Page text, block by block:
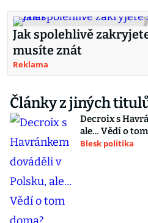
Jak spolehlivě
musíte znát
Reklama
Články z jiných
Decroix s
ale… Vědí o
Blesk politika